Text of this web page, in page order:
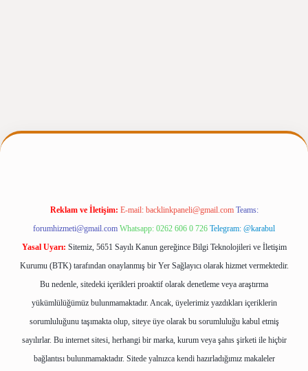
Reklam ve İletişim: E-mail: backlinkpaneli@gmail.com Teams:
forumhizmeti@gmail.com Whatsapp: 0262 606 0 726 Telegram: @karabul
Yasal Uyarı: Sitemiz, 5651 Sayılı Kanun gereğince Bilgi Teknolojileri ve İletişim
Kurumu (BTK) tarafından onaylanmış bir Yer Sağlayıcı olarak hizmet vermektedir.
Bu nedenle, sitedeki içerikleri proaktif olarak denetleme veya araştırma
yükümlülüğümüz bulunmamaktadır. Ancak, üyelerimiz yazdıkları içeriklerin
sorumluluğunu taşımakta olup, siteye üye olarak bu sorumluluğu kabul etmiş
sayılırlar. Bu internet sitesi, herhangi bir marka, kurum veya şahıs şirketi ile hiçbir
bağlantısı bulunmamaktadır. Sitede yalnızca kendi hazırladığımız makaleler